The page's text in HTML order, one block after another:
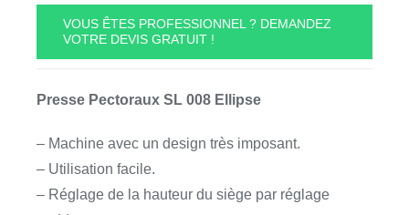
Presse
Pectoraux
VOUS ÊTES PROFESSIONNEL ? DEMANDEZ
VOTRE DEVIS GRATUIT !
Presse Pectoraux SL 008 Ellipse
– Machine avec un design très imposant.
– Utilisation facile.
– Réglage de la hauteur du siège par réglage